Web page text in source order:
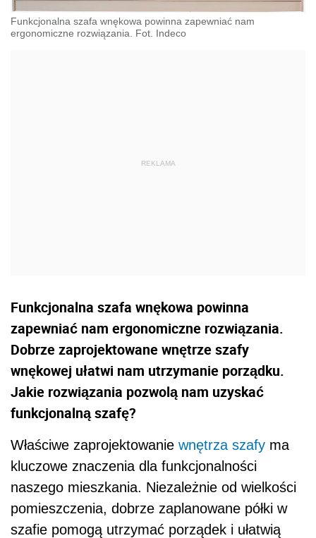
Funkcjonalna szafa wnękowa powinna zapewniać nam
ergonomiczne rozwiązania. Fot. Indeco
Funkcjonalna szafa wnękowa powinna
zapewniać nam ergonomiczne rozwiązania.
Dobrze zaprojektowane wnętrze szafy
wnękowej ułatwi nam utrzymanie porządku.
Jakie rozwiązania pozwolą nam uzyskać
funkcjonalną szafę?
Właściwe zaprojektowanie wnętrza szafy ma
kluczowe znaczenia dla funkcjonalności
naszego mieszkania. Niezależnie od wielkości
pomieszczenia, dobrze zaplanowane półki w
szafie pomogą utrzymać porządek i ułatwią